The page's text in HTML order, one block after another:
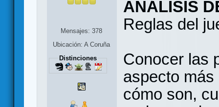
Mensajes: 378
Ubicación: A Coruña
Distinciones
ANÁLISIS
Reglas del
Conocer las
aspecto
cómo son,